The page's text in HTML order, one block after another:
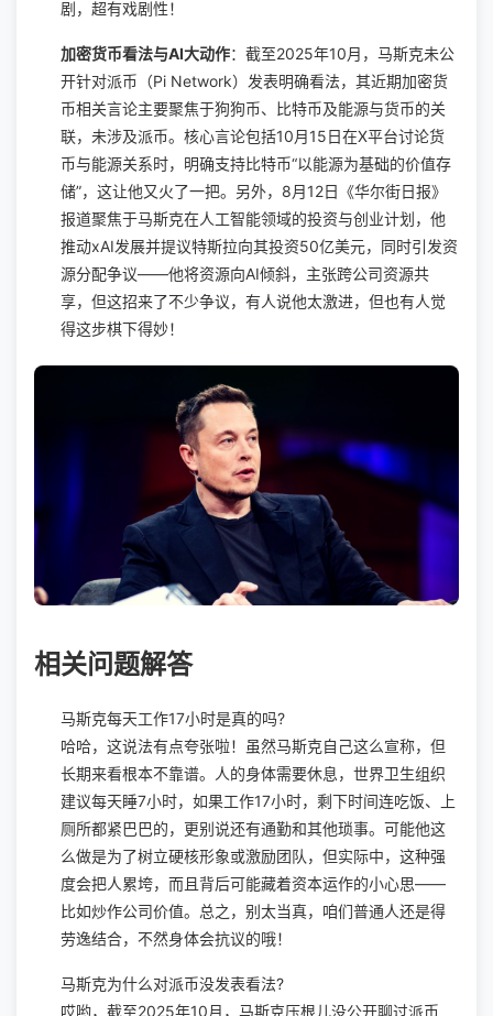
剧，超有戏剧性！
加密货币看法与AI大动作：截至2025年10月，马斯克未公
开针对派币（Pi Network）发表明确看法，其近期加密货
币相关言论主要聚焦于狗狗币、比特币及能源与货币的关
联，未涉及派币。核心言论包括10月15日在X平台讨论货
币与能源关系时，明确支持比特币“以能源为基础的价值存
储”，这让他又火了一把。另外，8月12日《华尔街日报》
报道聚焦于马斯克在人工智能领域的投资与创业计划，他
推动xAI发展并提议特斯拉向其投资50亿美元，同时引发资
源分配争议——他将资源向AI倾斜，主张跨公司资源共
享，但这招来了不少争议，有人说他太激进，但也有人觉
得这步棋下得妙！
相关问题解答
马斯克每天工作17小时是真的吗?
哈哈，这说法有点夸张啦！虽然马斯克自己这么宣称，但
长期来看根本不靠谱。人的身体需要休息，世界卫生组织
建议每天睡7小时，如果工作17小时，剩下时间连吃饭、上
厕所都紧巴巴的，更别说还有通勤和其他琐事。可能他这
么做是为了树立硬核形象或激励团队，但实际中，这种强
度会把人累垮，而且背后可能藏着资本运作的小心思——
比如炒作公司价值。总之，别太当真，咱们普通人还是得
劳逸结合，不然身体会抗议的哦！
马斯克为什么对派币没发表看法?
哎哟，截至2025年10月，马斯克压根儿没公开聊过派币